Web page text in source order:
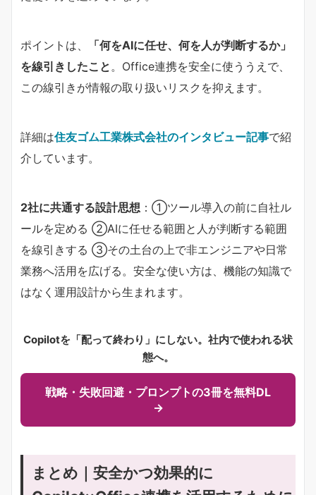
ポイントは、​
​「何をAIに任せ、何を人が判断するか」
を線引きしたこと​ ​。Office連携を安全に使ううえで、
この線引きが情報の取り扱いリスクを抑えます。
詳細は住友ゴム工業株式会社のインタビュー記事で紹
介しています。
2社に共通する設計思想​ ​：①ツール導入の前に自社ル
ールを定める ②AIに任せる範囲と人が判断する範囲
を線引きする ③その土台の上で非エンジニアや日常
業務へ活用を広げる。安全な使い方は、機能の知識で
はなく運用設計から生まれます。
Copilotを「配って終わり」にしない。社内で使われる状
態へ。
戦略・失敗回避・プロンプトの3冊を無料DL
→
まとめ｜安全かつ効果的に